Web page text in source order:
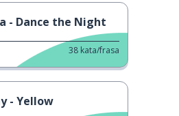
- Dance the Night
38 kata/frasa
- Yellow